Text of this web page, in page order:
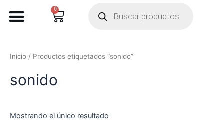
0
Inicio / Productos etiquetados “sonido”
sonido
Mostrando el único resultado